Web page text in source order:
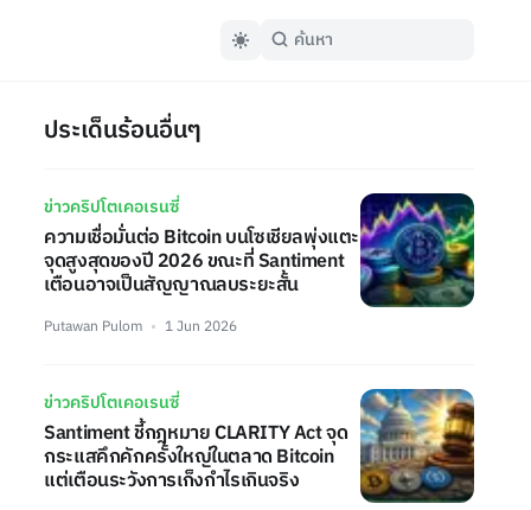
ประเด็นร้อนอื่นๆ
ข่าวคริปโตเคอเรนซี่
ความเชื่อมั่นต่อ Bitcoin บนโซเชียลพุ่งแตะ
จุดสูงสุดของปี 2026 ขณะที่ Santiment
เตือนอาจเป็นสัญญาณลบระยะสั้น
Putawan Pulom 1 Jun 2026
ข่าวคริปโตเคอเรนซี่
Santiment ชี้กฎหมาย CLARITY Act จุด
กระแสคึกคักครั้งใหญ่ในตลาด Bitcoin
แต่เตือนระวังการเก็งกำไรเกินจริง